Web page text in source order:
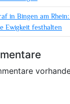
in Bingen am
Ewigkeit festhalten